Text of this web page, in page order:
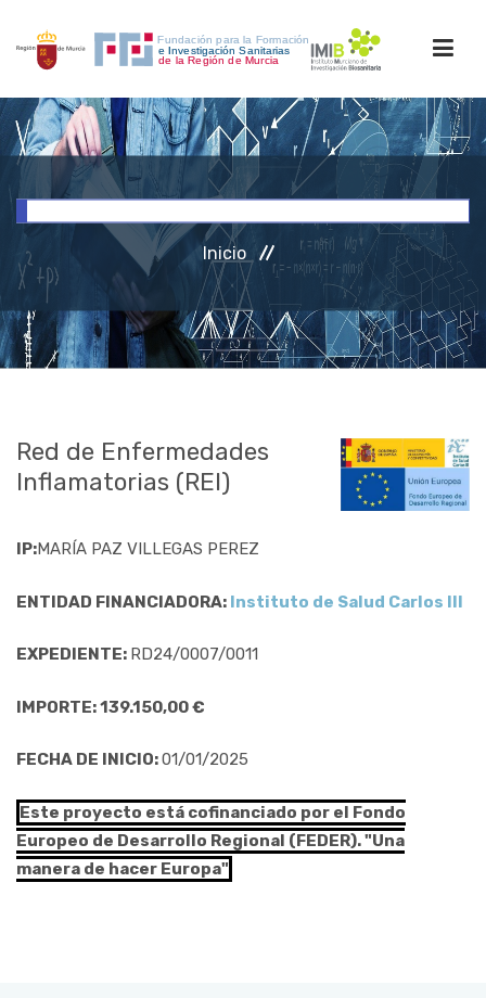
INICIO
INVESTIGACIÓN
RRHH
ACCESO PERSONAL
Inicio
Red de Enfermedades
Inflamatorias (REI)
IP:MARÍA PAZ VILLEGAS PEREZ
ENTIDAD FINANCIADORA: Instituto de Salud Carlos III
EXPEDIENTE: RD24/0007/0011
IMPORTE: 139.150,00 €
FECHA DE INICIO:01/01/2025
Este proyecto está cofinanciado por el Fondo
Europeo de Desarrollo Regional (FEDER). "Una
manera de hacer Europa"